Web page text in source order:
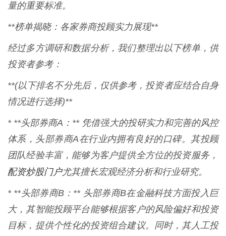
量的重要标准。
**榜单揭晓：各家券商投顾实力展现**
经过多方调研和数据分析，我们整理出以下榜单，供
投资者参考：
**(以下排名不分先后，仅供参考，投资者应结合自身
情况进行选择)**
* **头部券商A：** 凭借强大的投研实力和完善的风控
体系，头部券商A在行业内拥有良好的口碑。其投顾
团队经验丰富，能够为客户提供全方位的投资服务，
配资炒股门户尤其擅长宏观经济分析和行业研究。
* **头部券商B：** 头部券商B在金融科技方面投入巨
大，其智能投顾平台能够根据客户的风险偏好和投资
目标，提供个性化的投资组合建议。同时，其人工投